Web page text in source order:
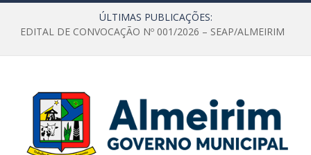
ÚLTIMAS PUBLICAÇÕES:
EDITAL DE CONVOCAÇÃO Nº 001/2026 – SEAP/ALMEIRIM